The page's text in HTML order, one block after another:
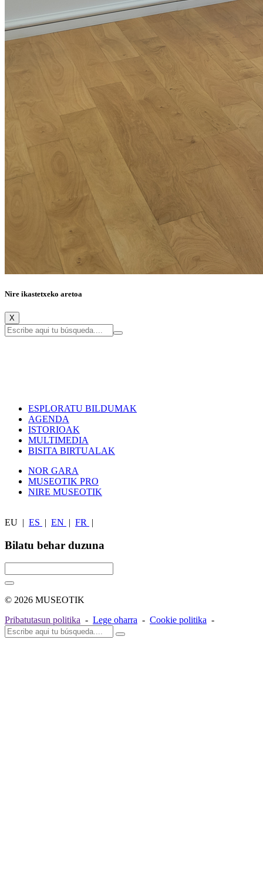
Nire ikastetxeko aretoa
X
ESPLORATU BILDUMAK
AGENDA
ISTORIOAK
MULTIMEDIA
BISITA BIRTUALAK
NOR GARA
MUSEOTIK PRO
NIRE MUSEOTIK
EU | ES | EN | FR |
Bilatu behar duzuna
© 2026 MUSEOTIK
Pribatutasun politika - Lege oharra - Cookie politika -